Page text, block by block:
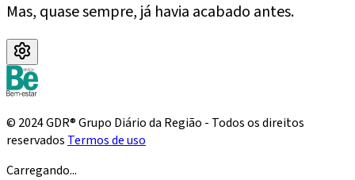
Mas, quase sempre, já havia acabado antes.
© 2024 GDR® Grupo Diário da Região - Todos os direitos
reservados Termos de uso
Carregando...